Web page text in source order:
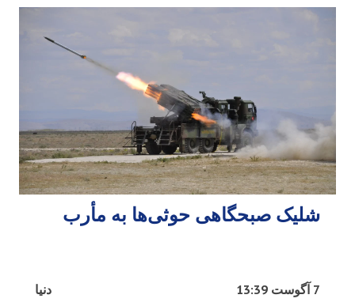
شلیک صبحگاهی حوثی‌ها به مأرب
دنیا 7 آگوست 13:39